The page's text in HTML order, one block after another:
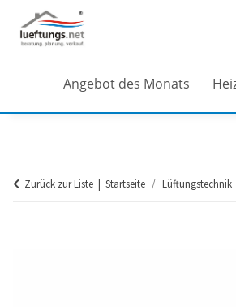
Angebot des Monats
Zurück zur Liste Startseite Lüftungstechnik